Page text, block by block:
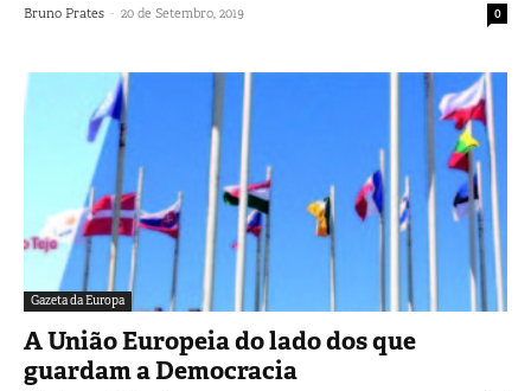
Bruno Prates - 20 de Setembro, 2019 0
Gazeta da Europa
A União Europeia do lado dos que
guardam a Democracia